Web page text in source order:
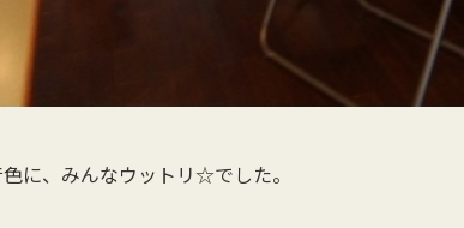
に、みんなウットリ☆でした。